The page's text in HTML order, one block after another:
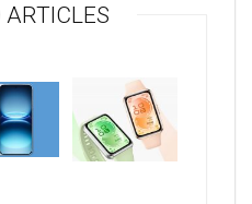
ARTICLES